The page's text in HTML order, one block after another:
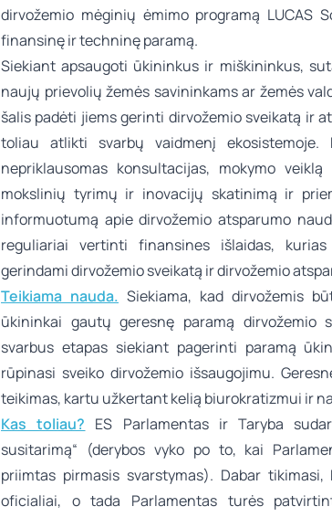
dirvožemio mėginių ėmimo programą LUCAS
finansinę ir techninę paramą.
Siekiant apsaugoti ūkininkus ir miškininkus,
naujų prievolių žemės savininkams ar žemės
šalis padėti jiems gerinti dirvožemio sveikatą ir
toliau atlikti svarbų vaidmenį ekosistemoje.
nepriklausomas konsultacijas, mokymo
mokslinių tyrimų ir inovacijų skatinimą ir
informuotumą apie dirvožemio atsparumo
reguliariai vertinti finansines išlaidas,
gerindami dirvožemio sveikatą ir dirvožemio
Teikiama nauda. Siekiama, kad dirvožemis
ūkininkai gautų geresnę paramą dirvožemio
svarbus etapas siekiant pagerinti paramą
rūpinasi sveiko dirvožemio išsaugojimu.
teikimas, kartu užkertant kelią biurokratizmui ir
Kas toliau? ES Parlamentas ir Taryba
susitarimą“ (derybos vyko po to, kai
priimtas pirmasis svarstymas). Dabar
oficialiai, o tada Parlamentas turės